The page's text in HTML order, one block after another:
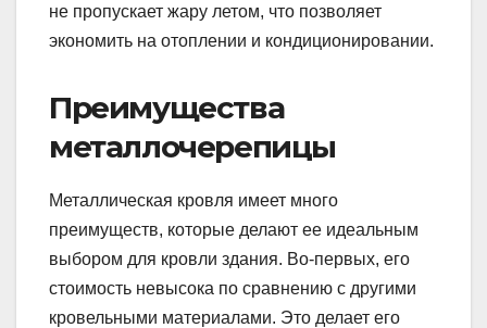
не пропускает жару летом, что позволяет
экономить на отоплении и кондиционировании.
Преимущества
металлочерепицы
Металлическая кровля имеет много
преимуществ, которые делают ее идеальным
выбором для кровли здания. Во-первых, его
стоимость невысока по сравнению с другими
кровельными материалами. Это делает его